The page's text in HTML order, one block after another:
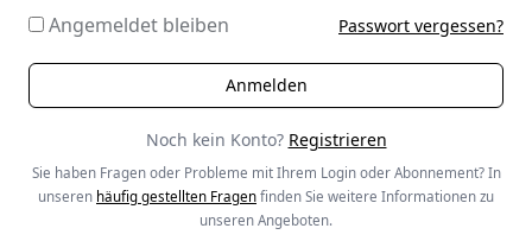
Angemeldet bleiben Passwort vergessen?
Noch kein Konto? Registrieren
Sie haben Fragen oder Probleme mit Ihrem Login oder Abonnement? In
unseren häufig gestellten Fragen finden Sie weitere Informationen zu
unseren Angeboten.